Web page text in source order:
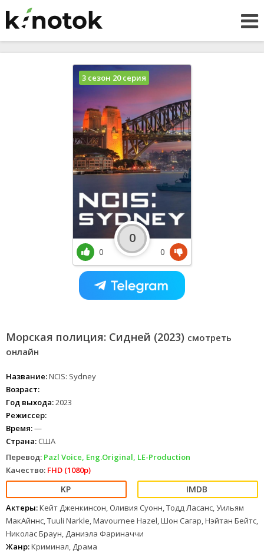
Морская полиция: Сидней (2023) смотреть
онлайн
Название:NCIS: Sydney
Возраст:
Год выхода:2023
Режиссер:
Время:—
Страна: США
Перевод: Pazl Voice, Eng.Original, LE-Production
Качество: FHD (1080p)
Актеры:Кейт Дженкинсон, Оливия Суонн, Тодд Ласанс, Уильям
МакАйннс, Tuuli Narkle, Mavournee Hazel, Шон Сагар, Нэйтан Бейтс,
Николас Браун, Даниэла Фариначчи
Жанр:Криминал, Драма
3 сезон 20 серия
0
0
0